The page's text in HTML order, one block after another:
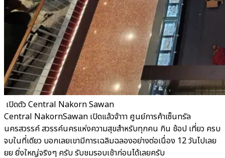
​ เปิดตัว Central Nakorn Sawan
Central NakornSawan เปิดแล้วจ้าาา ศูนย์การค้าเซ็นทรัล
นครสวรรค์ สวรรค์นครแห่งความสุขสำหรับทุกคน กิน ช้อป เที่ยว ครบ
จบในที่เดียว บอกเลยเขามีการเฉลิมฉลองอย่างต่อเนื่อง 12 วันไปเลย
ยย ยิ่งใหญ่จริงๆ ครับ รับชมรอบเช้าก่อนได้เลยครับ